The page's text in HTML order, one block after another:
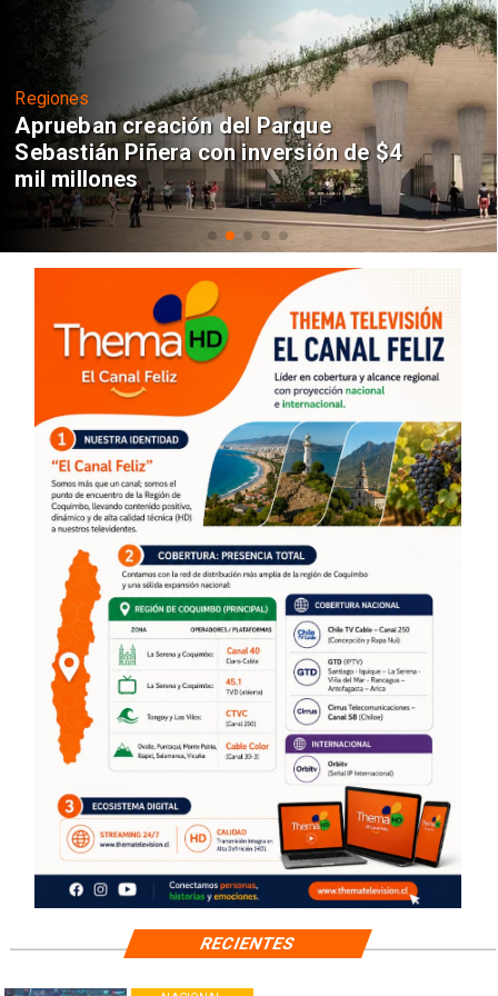
Regiones
Aprueban creación del Parque
Sebastián Piñera con inversión de $4
mil millones
RECIENTES